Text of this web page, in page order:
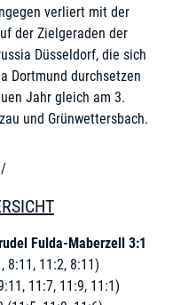
verliert mit der
der Zielgeraden der
Düsseldorf, die sich
Dortmund durchsetzen
Jahr gleich am 3.
und Grünwettersbach.
Fulda-Maberzell 3:1
8:11, 11:2, 8:11)
11:7, 11:9, 11:1)